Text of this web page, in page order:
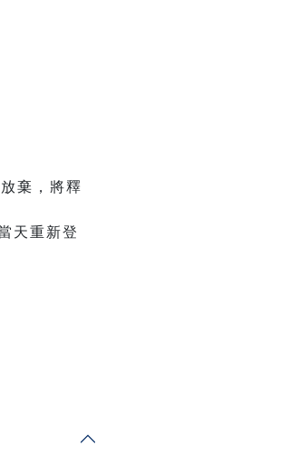
棄，將釋
天重新登